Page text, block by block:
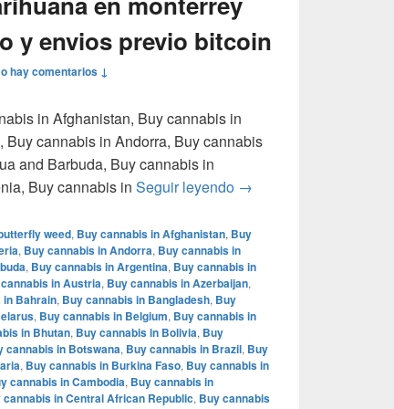
y envios previo bitcoin
hay comentarios ↓
in Afghanistan, Buy cannabis in
cannabis in Andorra, Buy cannabis
and Barbuda, Buy cannabis in
Buy cannabis in Seguir leyendo Donde comprar
→
weed, Buy cannabis in Afghanistan, Buy
, Buy cannabis in Andorra, Buy cannabis in
, Buy cannabis in Argentina, Buy cannabis in
in Austria, Buy cannabis in Azerbaijan,
in Bahrain, Buy cannabis in Bangladesh, Buy
, Buy cannabis in Belgium, Buy cannabis in
in Bhutan, Buy cannabis in Bolivia, Buy
cannabis in Botswana, Buy cannabis in Brazil, Buy
, Buy cannabis in Burkina Faso, Buy cannabis in
cannabis in Cambodia, Buy cannabis in
cannabis in Central African Republic, Buy cannabis